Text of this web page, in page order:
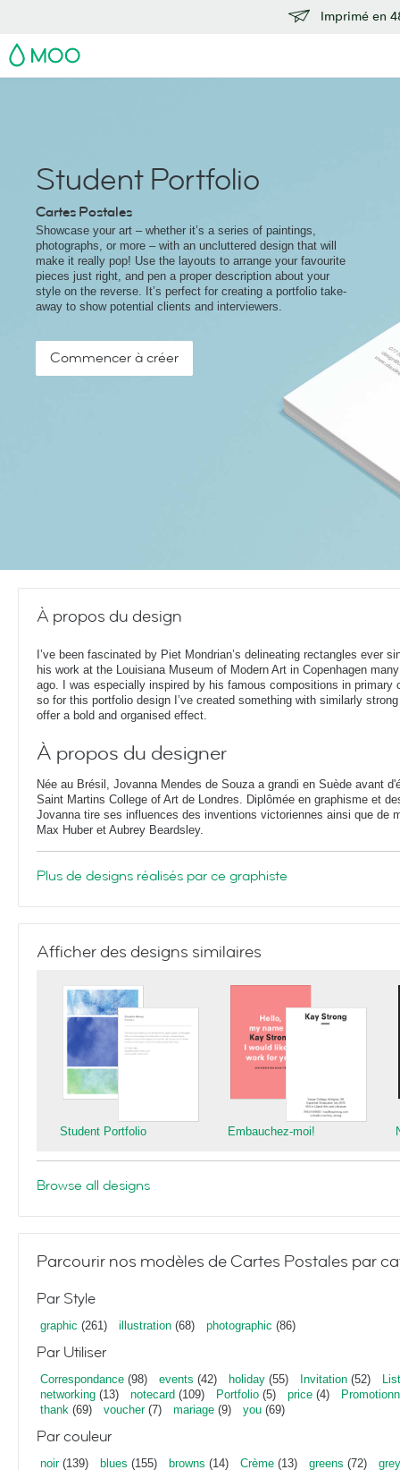
Imprimé en
MOO
Student Portfolio
Cartes Postales
Showcase your art – whether it’s a series of paintings,
photographs, or more – with an uncluttered design that will
make it really pop! Use the layouts to arrange your favourite
pieces just right, and pen a proper description about your
style on the reverse. It’s perfect for creating a portfolio take-
away to show potential clients and interviewers.
Commencer à créer
À propos du design
I’ve been fascinated by Piet Mondrian’s delineating rectangles ever
his work at the Louisiana Museum of Modern Art in Copenhagen
ago. I was especially inspired by his famous compositions in primary
so for this portfolio design I’ve created something with similarly
offer a bold and organised effect.
À propos du designer
Née au Brésil, Jovanna Mendes de Souza a grandi en Suède avant
Saint Martins College of Art de Londres. Diplômée en graphisme et
Jovanna tire ses influences des inventions victoriennes ainsi que de
Max Huber et Aubrey Beardsley.
Plus de designs réalisés par ce graphiste
Afficher des designs similaires
Student Portfolio Embauchez-moi!
Browse all designs
Parcourir nos modèles de Cartes Postales par
Par Style
graphic (261) illustration (68) photographic (86)
Par Utiliser
Correspondance (98) events (42) holiday (55) Invitation (52)
networking (13) notecard (109) Portfolio (5) price (4)
thank (69) voucher(7) mariage (9) you (69)
Par couleur
noir(139) blues (155) browns (14) Crème (13) greens (72)